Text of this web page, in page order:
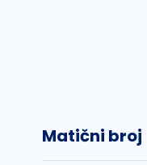
Matični broj